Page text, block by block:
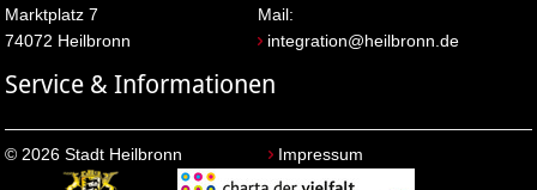
Marktplatz 7
74072 Heilbronn
Mail:
integration@heilbronn.de
Service & Informationen
© 2026 Stadt Heilbronn Impressum